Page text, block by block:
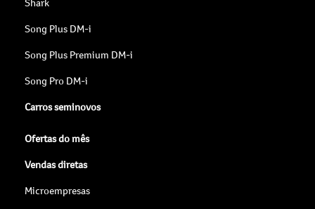
Song Plus DM-i
Song Plus Premium DM-i
Song Pro DM-i
Carros seminovos
Ofertas do mês
Vendas diretas
Microempresas